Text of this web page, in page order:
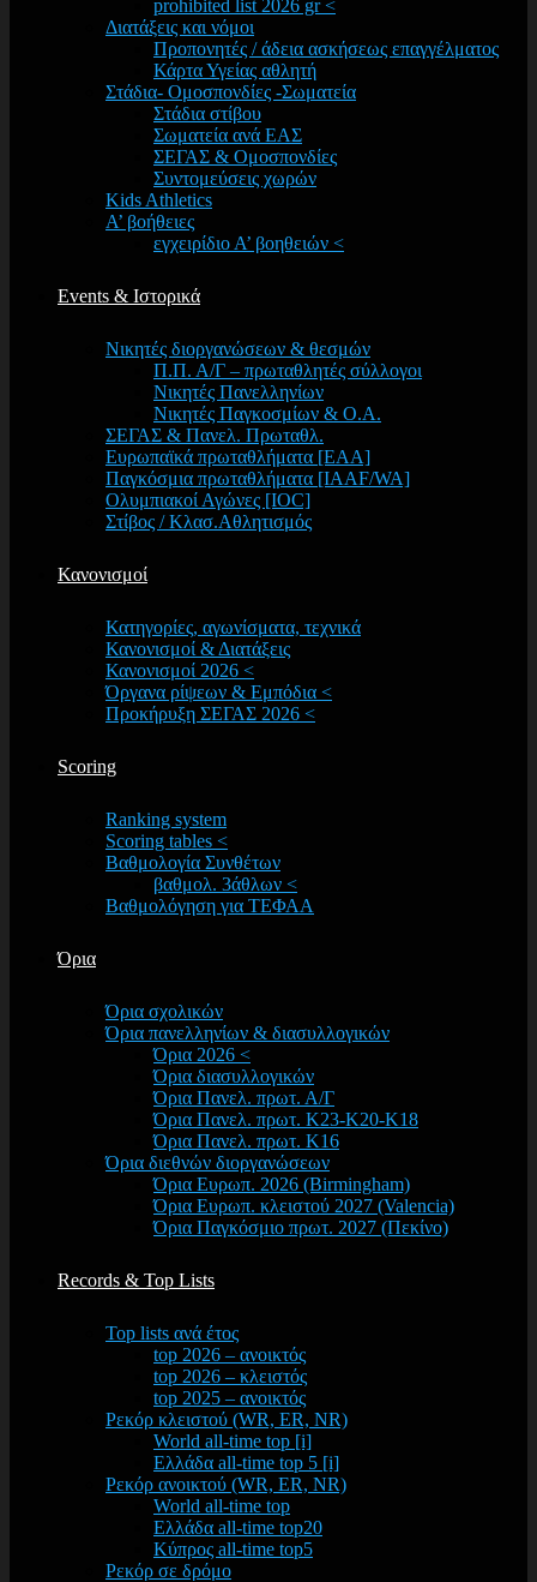
prohibited list 2026 gr <
Διατάξεις και νόμοι
Προπονητές / άδεια ασκήσεως επαγγέλματος
Κάρτα Υγείας αθλητή
Στάδια- Ομοσπονδίες -Σωματεία
Στάδια στίβου
Σωματεία ανά ΕΑΣ
ΣΕΓΑΣ & Ομοσπονδίες
Συντομεύσεις χωρών
Kids Athletics
Α’ βοήθειες
εγχειρίδιο Α’ βοηθειών <
Events & Ιστορικά
Νικητές διοργανώσεων & θεσμών
Π.Π. Α/Γ – πρωταθλητές σύλλογοι
Νικητές Πανελληνίων
Νικητές Παγκοσμίων & Ο.Α.
ΣΕΓΑΣ & Πανελ. Πρωταθλ.
Ευρωπαϊκά πρωταθλήματα [EAA]
Παγκόσμια πρωταθλήματα [IAAF/WA]
Ολυμπιακοί Αγώνες [IOC]
Στίβος / Κλασ.Αθλητισμός
Κανονισμοί
Κατηγορίες, αγωνίσματα, τεχνικά
Κανονισμοί & Διατάξεις
Κανονισμοί 2026 <
Όργανα ρίψεων & Εμπόδια <
Προκήρυξη ΣΕΓΑΣ 2026 <
Scoring
Ranking system
Scoring tables <
Βαθμολογία Συνθέτων
βαθμολ. 3άθλων <
Βαθμολόγηση για ΤΕΦΑΑ
Όρια
Όρια σχολικών
Όρια πανελληνίων & διασυλλογικών
Όρια 2026 <
Όρια διασυλλογικών
Όρια Πανελ. πρωτ. Α/Γ
Όρια Πανελ. πρωτ. Κ23-Κ20-Κ18
Όρια Πανελ. πρωτ. Κ16
Όρια διεθνών διοργανώσεων
Όρια Ευρωπ. 2026 (Birmingham)
Όρια Ευρωπ. κλειστού 2027 (Valencia)
Όρια Παγκόσμιο πρωτ. 2027 (Πεκίνο)
Records & Top Lists
Top lists ανά έτος
top 2026 – ανοικτός
top 2026 – κλειστός
top 2025 – ανοικτός
Ρεκόρ κλειστού (WR, ER, NR)
World all-time top [i]
Ελλάδα all-time top 5 [i]
Ρεκόρ ανοικτού (WR, ER, NR)
World all-time top
Ελλάδα all-time top20
Κύπρος all-time top5
Ρεκόρ σε δρόμο